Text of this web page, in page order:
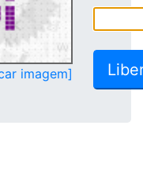
imagem]